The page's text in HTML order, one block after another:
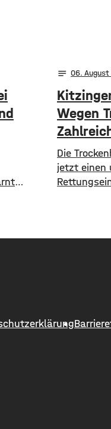
auch
notes 06.
Wegen
gerettet
​​Die
jetzt einen
Grund:
an. Mit